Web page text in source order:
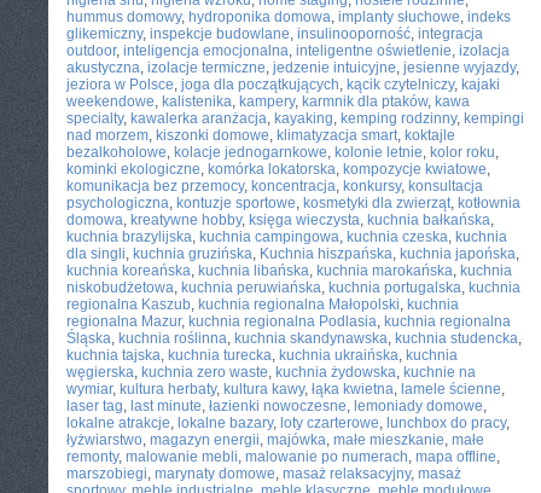
hummus domowy, hydroponika domowa, implanty słuchowe, indeks
glikemiczny, inspekcje budowlane, insulinooporność, integracja
outdoor, inteligencja emocjonalna, inteligentne oświetlenie, izolacja
akustyczna, izolacje termiczne, jedzenie intuicyjne, jesienne wyjazdy,
jeziora w Polsce, joga dla początkujących, kącik czytelniczy, kajaki
weekendowe, kalistenika, kampery, karmnik dla ptaków, kawa
specialty, kawalerka aranżacja, kayaking, kemping rodzinny, kempingi
nad morzem, kiszonki domowe, klimatyzacja smart, koktajle
bezalkoholowe, kolacje jednogarnkowe, kolonie letnie, kolor roku,
kominki ekologiczne, komórka lokatorska, kompozycje kwiatowe,
komunikacja bez przemocy, koncentracja, konkursy, konsultacja
psychologiczna, kontuzje sportowe, kosmetyki dla zwierząt, kotłownia
domowa, kreatywne hobby, księga wieczysta, kuchnia bałkańska,
kuchnia brazylijska, kuchnia campingowa, kuchnia czeska, kuchnia
dla singli, kuchnia gruzińska, Kuchnia hiszpańska, kuchnia japońska,
kuchnia koreańska, kuchnia libańska, kuchnia marokańska, kuchnia
niskobudżetowa, kuchnia peruwiańska, kuchnia portugalska, kuchnia
regionalna Kaszub, kuchnia regionalna Małopolski, kuchnia
regionalna Mazur, kuchnia regionalna Podlasia, kuchnia regionalna
Śląska, kuchnia roślinna, kuchnia skandynawska, kuchnia studencka,
kuchnia tajska, kuchnia turecka, kuchnia ukraińska, kuchnia
węgierska, kuchnia zero waste, kuchnia żydowska, kuchnie na
wymiar, kultura herbaty, kultura kawy, łąka kwietna, lamele ścienne,
laser tag, last minute, łazienki nowoczesne, lemoniady domowe,
lokalne atrakcje, lokalne bazary, loty czarterowe, lunchbox do pracy,
łyżwiarstwo, magazyn energii, majówka, małe mieszkanie, małe
remonty, malowanie mebli, malowanie po numerach, mapa offline,
marszobiegi, marynaty domowe, masaż relaksacyjny, masaż